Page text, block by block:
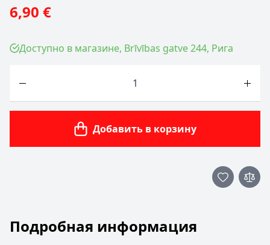
6,90 €
Доступно в магазине, Brīvības gatve 244, Рига
Добавить в корзину
Подробная информация